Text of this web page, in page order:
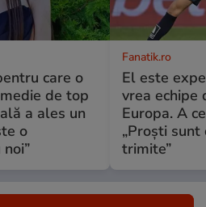
care o
de top
a ales un
o
Fanatik.ro
El este
vrea echipe
Europa. A
„Proști
trimite”